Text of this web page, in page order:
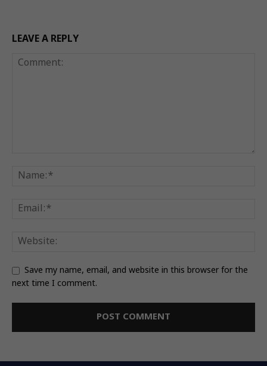
LEAVE A REPLY
Save my name, email, and website in this browser for the
next time I comment.